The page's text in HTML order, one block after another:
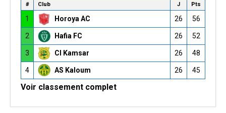
# Club J Pts
1 Horoya AC 26 56
2 Hafia FC 26 52
3 CI Kamsar 26 48
4 AS Kaloum 26 45
Voir classement complet